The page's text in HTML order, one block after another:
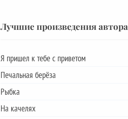
Лучшие произведения автора
Я пришел к тебе с приветом
Печальная берёза
Рыбка
На качелях